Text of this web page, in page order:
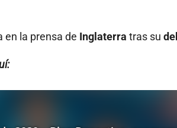
en la prensa de Inglaterra tras su